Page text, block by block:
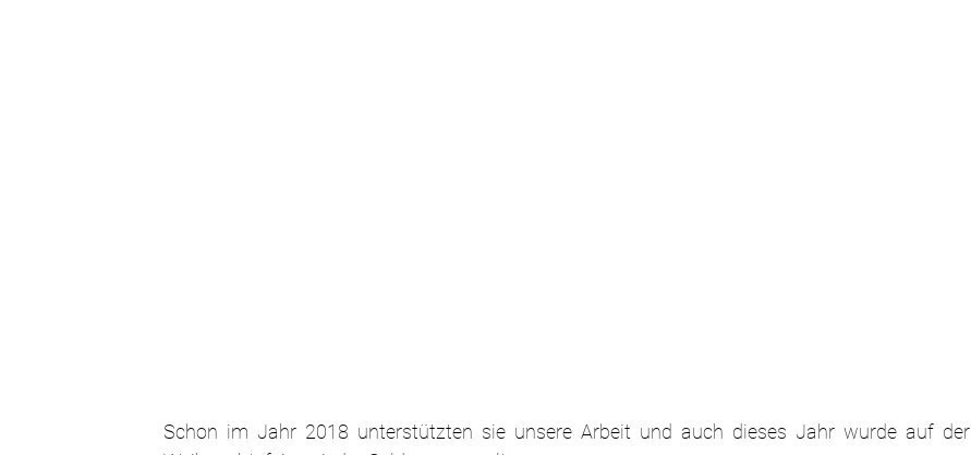
Schon im Jahr 2018 unterstützten sie unsere Arbeit und auch dieses Jahr wurde auf der